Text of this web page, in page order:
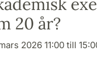
20 år?
2026 11:00 till